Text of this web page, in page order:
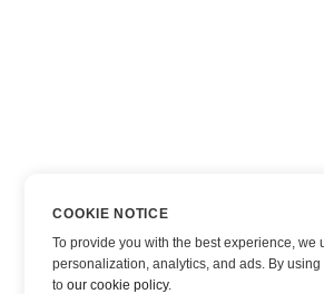
COOKIE NOTICE
To provide you with the best experience, we
personalization, analytics, and ads. By
toour cookie policy.